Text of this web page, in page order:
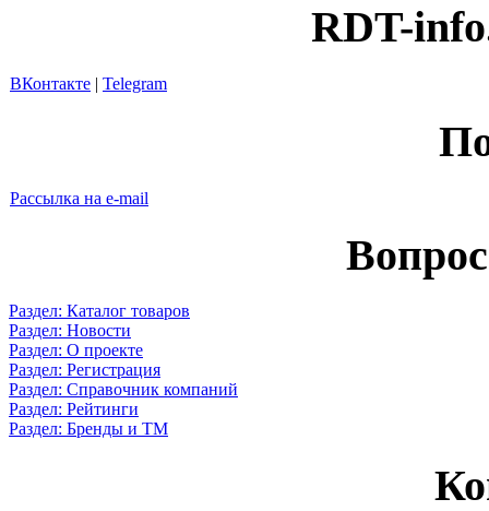
RDT-
ВКонтакте | Telegram
Рассылка на e-mail
Раздел: Каталог товаров
Раздел: Новости
Раздел: О проекте
Раздел: Регистрация
Раздел: Справочник компаний
Раздел: Рейтинги
Раздел: Бренды и ТМ